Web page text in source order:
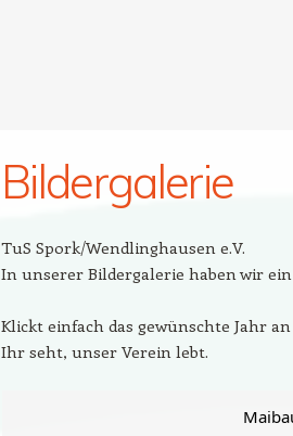
Bildergalerie
TuS Spork/Wendlinghausen e.V.
In unserer Bildergalerie haben wir
Klickt einfach das gewünschte Jahr
Ihr seht, unser Verein lebt.